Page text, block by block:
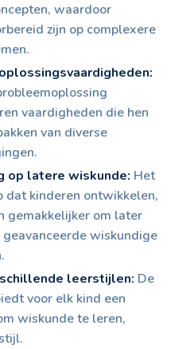
waardoor
zijn op complexere
vaardigheden die hen
van diverse
op latere wiskunde: Het
dat kinderen ontwikkelen,
gemakkelijker om later
wiskundige
leerstijlen: De
voor elk kind een
wiskunde te leren,